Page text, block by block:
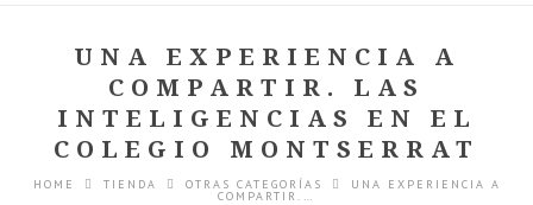
UNA EXPERIENCIA A
COMPARTIR. LAS
INTELIGENCIAS EN EL
COLEGIO MONTSERRAT
HOME TIENDA OTRAS CATEGORÍAS UNA EXPERIENCIA A
COMPARTIR.…